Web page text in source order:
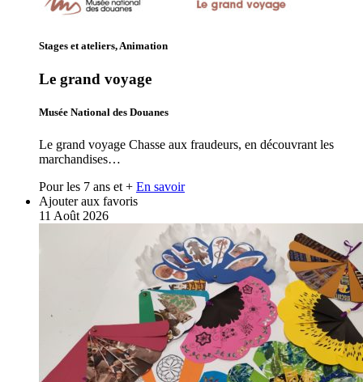
Stages et ateliers, Animation
Le grand voyage
Musée National des Douanes
Le grand voyage Chasse aux fraudeurs, en découvrant les
marchandises…
Pour les 7 ans et + En savoir
Ajouter aux favoris
11 Août 2026